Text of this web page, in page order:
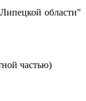
области"
частью)